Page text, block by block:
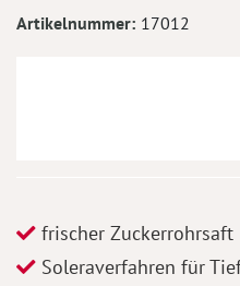
Artikelnummer 17012
frischer Zuckerrohrsaft
Soleraverfahren für